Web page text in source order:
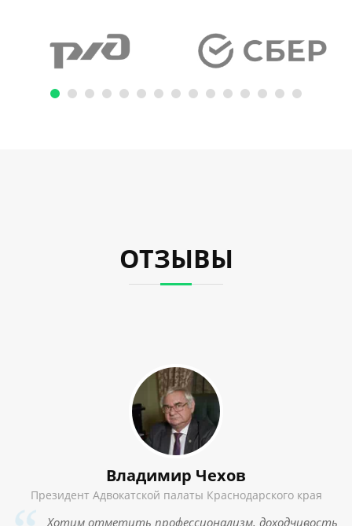
ОТЗЫВЫ
Владимир Чехов
Президент Адвокатской палаты Краснодарского края
Хотим отметить профессионализм, доходчивость